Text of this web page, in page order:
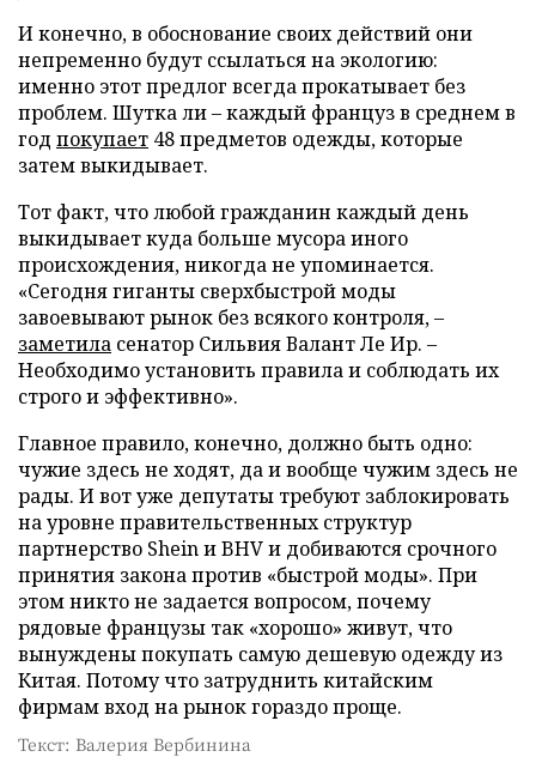
И конечно, в обоснование своих действий они
непременно будут ссылаться на экологию:
именно этот предлог всегда прокатывает без
проблем. Шутка ли – каждый француз в среднем в
год покупает 48 предметов одежды, которые
затем выкидывает.
Тот факт, что любой гражданин каждый день
выкидывает куда больше мусора иного
происхождения, никогда не упоминается.
«Сегодня гиганты сверхбыстрой моды
завоевывают рынок без всякого контроля, –
заметила сенатор Сильвия Валант Ле Ир. –
Необходимо установить правила и соблюдать их
строго и эффективно».
Главное правило, конечно, должно быть одно:
чужие здесь не ходят, да и вообще чужим здесь не
рады. И вот уже депутаты требуют заблокировать
на уровне правительственных структур
партнерство Shein и BHV и добиваются срочного
принятия закона против «быстрой моды». При
этом никто не задается вопросом, почему
рядовые французы так «хорошо» живут, что
вынуждены покупать самую дешевую одежду из
Китая. Потому что затруднить китайским
фирмам вход на рынок гораздо проще.
Текст: Валерия Вербинина